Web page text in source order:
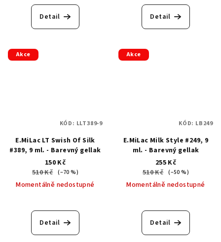
Detail Detail
Akce
E.MiLac LT Swish Of Silk
#389, 9 ml. - Barevný gellak
150 Kč
510 Kč (–70 %)
Momentálně nedostupné
Detail
KÓD: LLT389-9
Akce
E.MiLac Milk Style #249, 9
ml. - Barevný gellak
255 Kč
510 Kč (–50 %)
Momentálně nedostupné
Detail
KÓD: LB249